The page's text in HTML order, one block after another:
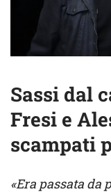
Sassi dal
Fresi e
scampati
«Era passata da